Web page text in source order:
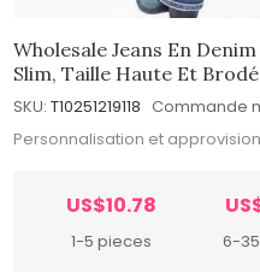
Wholesale Jeans En
Slim, Taille Haute Et
SKU: T10251219118 Commande
Personnalisation et
US$10.78
1-5 pieces 6-